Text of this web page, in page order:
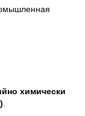
химически
.